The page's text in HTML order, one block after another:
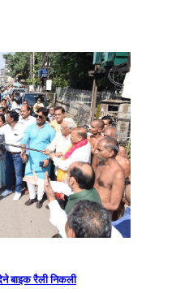
बाइक रैली निकली